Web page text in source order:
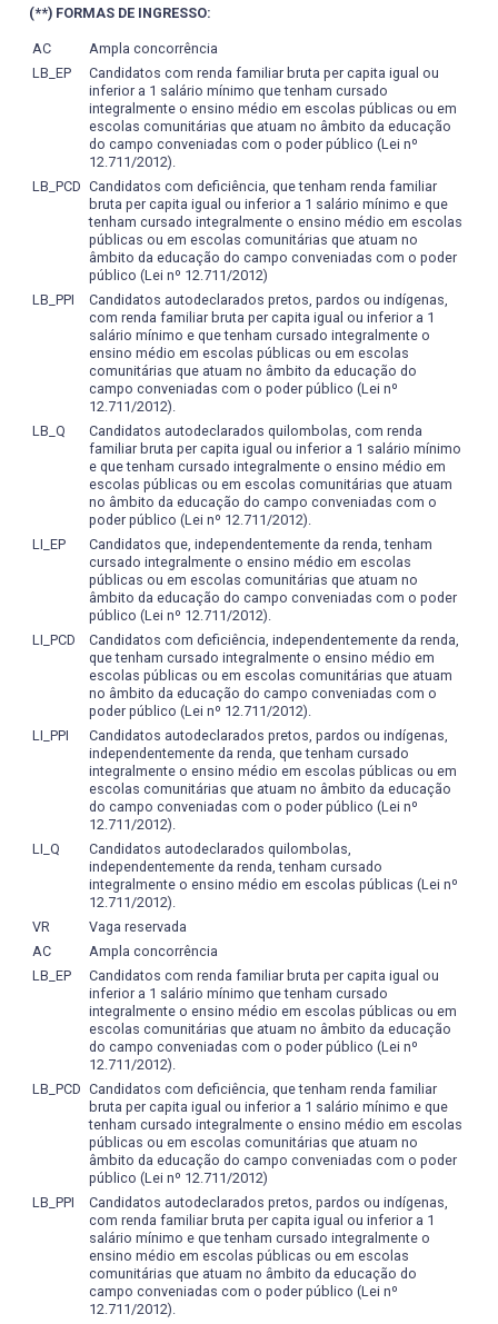
crítica da situaçãoproblema. Para isto tornase
fundamental desenvolver conteúdos estabelecendo uma
relação custo/benefício, limites de aplicação, comparação
com outros métodos, técnicas, conceitos ou algoritmos.
O formalismo matemático, a modelagem de sistemas, o
raciocínio abstrato orientam as práticas pedagógicas, a
fim de promover a capacidade de abstração, sobretudo
nas disciplinas da área básica, e o relacionamento entre o
conteúdo assimilados na disciplina e seus conceitos
teóricos com sua aplicabilidade.
A criatividade é trabalhada em todas as atividades
acadêmicas, o que é conseguido com liberdade de
participação do educando. Proposições criativas e
devidamente justificadas com argumentos adequados
são estimuladas e consideradas relevantes para o
processo de aprendizagem.
O empreendedorismo é cultivado em todas as disciplinas,
levando o educando a buscar e empreender soluções
criativas que levem à descoberta de novos
conhecimentos, de técnicas e à aplicação de conceitos
que caracterizem um novo processo ou novo produto.
Paralelamente a isto o aluno é incentivado a participar de
uma Empresa Junior da UFPel conforme a sua vocação
sendo que o seu envolvimento é anotado no histórico
como atividade complementar. O processo
ensinoaprendizagem, auxiliado por novas tecnologias de
comunicação, suscita a curiosidade, o interesse e a
capacidade de organização do educando, e permite a
disponibilização de conteúdos por meio eletrônico, assim
como a execução de trabalhos colaborativos que se
utilizem tais recursos.
Os conteúdos ministrados são relacionados com estudos
atualizados na engenharia sobre o assunto,
vislumbrandose a possibilidade de trabalhos de iniciação
científica, indicando ao educando a existência de um
corpo de conhecimento, além do disponibilizado em sala
de aula e, ainda, que eles podem contribuir para seu
desenvolvimento. A formalização de problemas e
experimentação de conceitos e técnicas são condições
necessárias para a atuação profissional.
Deve ser criada a expectativa do uso de conceitos sem
ambiguidade, contribuindo para o desenvolvimento do
pensamento científico do educando.
O ensino fundamentado em problemas e projetos leva à
necessidade de se definir qual é a abrangência e
profundidade adequadas destes. Embora não existam
regras, os problemas e projetos devem ter tamanhos
adequados que permita a aplicação dos princípios a
aprender e o manuseio dentro das restrições de tempo
disponíveis.
(**) FORMAS DE INGRESSO:
AC
Ampla concorrência
LB_EP
Candidatos com renda familiar bruta per capita igual ou
inferior a 1 salário mínimo que tenham cursado
integralmente o ensino médio em escolas públicas ou em
escolas comunitárias que atuam no âmbito da educação
do campo conveniadas com o poder público (Lei nº
12.711/2012).
LB_PCD Candidatos com deficiência, que tenham renda familiar
bruta per capita igual ou inferior a 1 salário mínimo e que
tenham cursado integralmente o ensino médio em escolas
públicas ou em escolas comunitárias que atuam no
âmbito da educação do campo conveniadas com o poder
público (Lei nº 12.711/2012)
LB_PPI
Candidatos autodeclarados pretos, pardos ou indígenas,
com renda familiar bruta per capita igual ou inferior a 1
salário mínimo e que tenham cursado integralmente o
ensino médio em escolas públicas ou em escolas
comunitárias que atuam no âmbito da educação do
campo conveniadas com o poder público (Lei nº
12.711/2012).
LB_Q
Candidatos autodeclarados quilombolas, com renda
familiar bruta per capita igual ou inferior a 1 salário mínimo
e que tenham cursado integralmente o ensino médio em
escolas públicas ou em escolas comunitárias que atuam
no âmbito da educação do campo conveniadas com o
poder público (Lei nº 12.711/2012).
LI_EP
Candidatos que, independentemente da renda, tenham
cursado integralmente o ensino médio em escolas
públicas ou em escolas comunitárias que atuam no
âmbito da educação do campo conveniadas com o poder
público (Lei nº 12.711/2012).
LI_PCD
Candidatos com deficiência, independentemente da renda,
que tenham cursado integralmente o ensino médio em
escolas públicas ou em escolas comunitárias que atuam
no âmbito da educação do campo conveniadas com o
poder público (Lei nº 12.711/2012).
LI_PPI
Candidatos autodeclarados pretos, pardos ou indígenas,
independentemente da renda, que tenham cursado
integralmente o ensino médio em escolas públicas ou em
escolas comunitárias que atuam no âmbito da educação
do campo conveniadas com o poder público (Lei nº
12.711/2012).
LI_Q
Candidatos autodeclarados quilombolas,
independentemente da renda, tenham cursado
integralmente o ensino médio em escolas públicas (Lei nº
12.711/2012).
VR
Vaga reservada
AC
Ampla concorrência
LB_EP
Candidatos com renda familiar bruta per capita igual ou
inferior a 1 salário mínimo que tenham cursado
integralmente o ensino médio em escolas públicas ou em
escolas comunitárias que atuam no âmbito da educação
do campo conveniadas com o poder público (Lei nº
12.711/2012).
LB_PCD Candidatos com deficiência, que tenham renda familiar
bruta per capita igual ou inferior a 1 salário mínimo e que
tenham cursado integralmente o ensino médio em escolas
públicas ou em escolas comunitárias que atuam no
âmbito da educação do campo conveniadas com o poder
público (Lei nº 12.711/2012)
LB_PPI
Candidatos autodeclarados pretos, pardos ou indígenas,
com renda familiar bruta per capita igual ou inferior a 1
salário mínimo e que tenham cursado integralmente o
ensino médio em escolas públicas ou em escolas
comunitárias que atuam no âmbito da educação do
campo conveniadas com o poder público (Lei nº
12.711/2012).